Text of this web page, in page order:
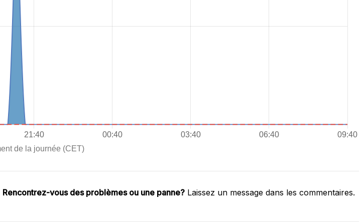
Rencontrez-vous des problèmes ou une panne? Laissez un message dans les commentaires.